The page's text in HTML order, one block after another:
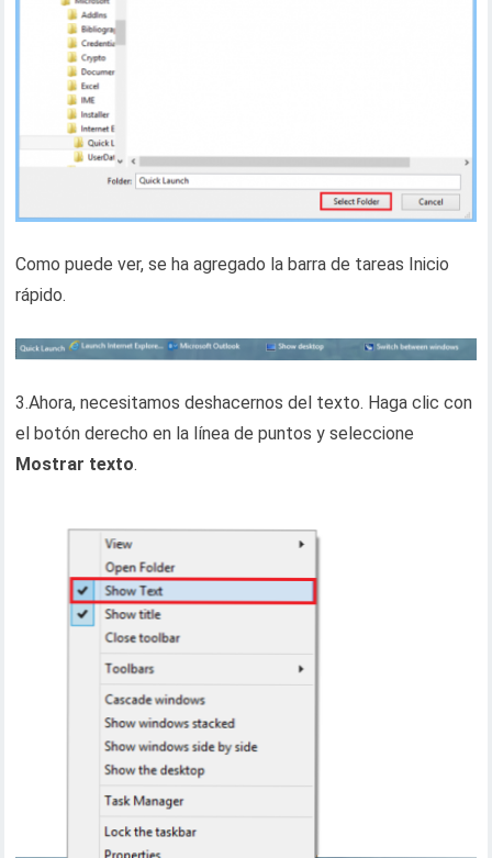
Como puede ver, se ha agregado la barra de tareas Inicio
rápido.
3.Ahora, necesitamos deshacernos del texto. Haga clic con
el botón derecho en la línea de puntos y seleccione
Mostrar texto.